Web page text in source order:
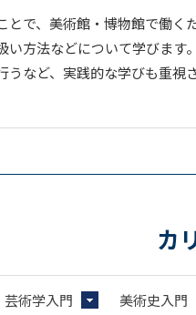
とで、美術館・博物館で働
い方法などについて学びま
うなど、実践的な学びも重
カ
芸術学入門 美術史入門